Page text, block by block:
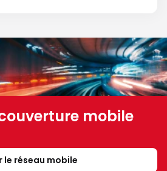
mobile
le réseau mobile